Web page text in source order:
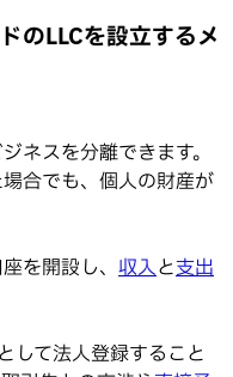
のLLCを設立するメ
ネスを分離できます。
合でも、個人の財産が
を開設し、 収入と支出
して法人登録すること